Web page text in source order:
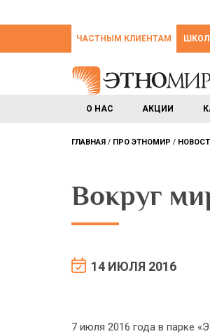
ЧАСТНЫМ КЛИЕНТАМ
О НАС АКЦИИ
ГЛАВНАЯ ПРО ЭТНОМИР
Вокруг
14 ИЮЛЯ 2016
7 июля 2016 года в парке